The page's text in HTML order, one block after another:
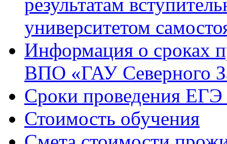
университетом
Информация о сроках
ВПО «ГАУ Северного
Сроки проведения ЕГЭ
Стоимость обучения